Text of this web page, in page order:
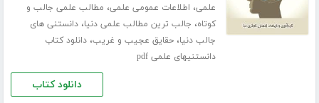
علمی، اطلاعات عمومی علمی، مطالب علمی جالب و
کوتاه، جالب ترین مطالب علمی دنیا،دانستنی های
جالب دنیا،حقایق عجیب و غریب،دانلود کتاب
دانستنیهای علمی pdf
دانلود کتاب